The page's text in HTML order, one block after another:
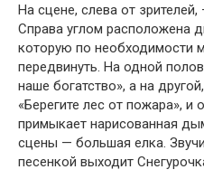
На сцене, слева от
Справа углом расположена
которую по необходимости
передвинуть. На одной
наше богатство», а на
«Берегите лес от пожара», и
примыкает нарисованная
сцены — большая елка.
песенкой выходит